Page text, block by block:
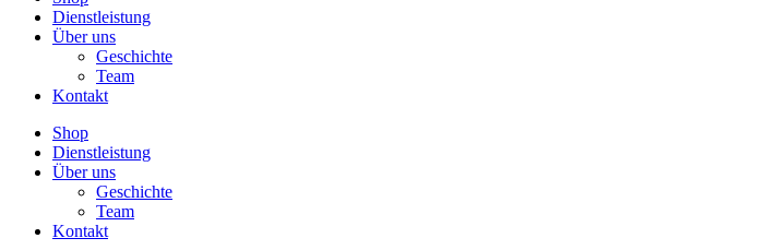
OO
Dienstleistung
Über uns
Geschichte
Team
Kontakt
Shop
Dienstleistung
Über uns
Geschichte
Team
Kontakt